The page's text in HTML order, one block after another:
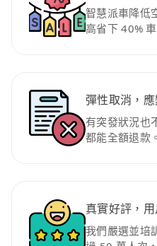
智慧派車降低
高省下 40%
彈性取消，
有突發狀況也
都能全額退款。
真實好評，
我們嚴選並培